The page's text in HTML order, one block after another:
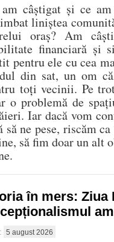
câștigat și ce
liniștea
oraș? Am
financiară și
pentru ele cu cea
din sat, un om
toți vecinii. Pe
o problemă de
Iar dacă vom
să ne pese, riscăm
să fim doar un alt
în mers: Ziua
5 august 2026